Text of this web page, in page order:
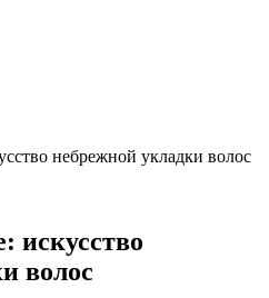
небрежной укладки волос
искусство
волос